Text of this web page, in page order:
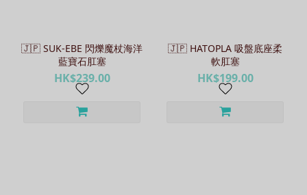
🇯🇵 SUK-EBE 閃爍魔杖海洋
藍寶石肛塞
HK$239.00
🇯🇵 HATOPLA 吸盤底座柔
軟肛塞
HK$199.00